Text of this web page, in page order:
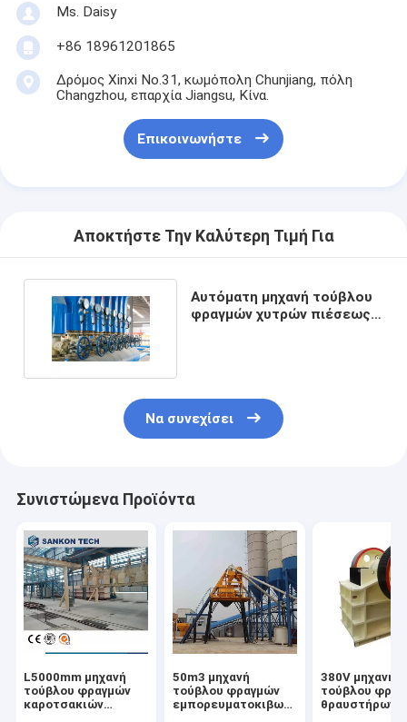
Ms. Daisy
+86 18961201865
Δρόμος Xinxi No.31, κωμόπολη Chunjiang, πόλη
Changzhou, επαρχία Jiangsu, Κίνα.
Επικοινωνήστε
Αποκτήστε Την Καλύτερη Τιμή Για
Αυτόματη μηχανή τούβλου
φραγμών χυτρών πιέσεως
Να συνεχίσει
Συνιστώμενα Προϊόντα
L5000mm μηχανή
τούβλου φραγμών
καροτσακιών
50m3 μηχανή
τούβλου φραγμών
εμπορευματοκιβωτίων
380V μηχανή
τούβλου
θραυστήρων